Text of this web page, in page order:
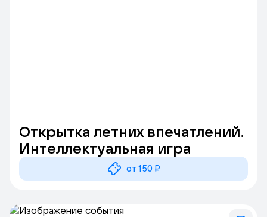
Открытка летних впечатлений.
Интеллектуальная игра
от 150 ₽